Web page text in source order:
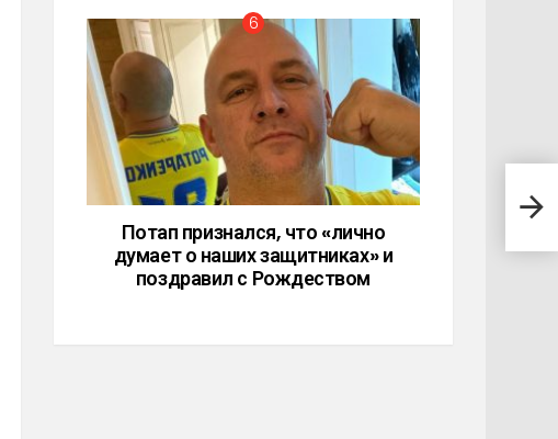
Потап признался, что «лично
думает о наших защитниках» и
поздравил с Рождеством